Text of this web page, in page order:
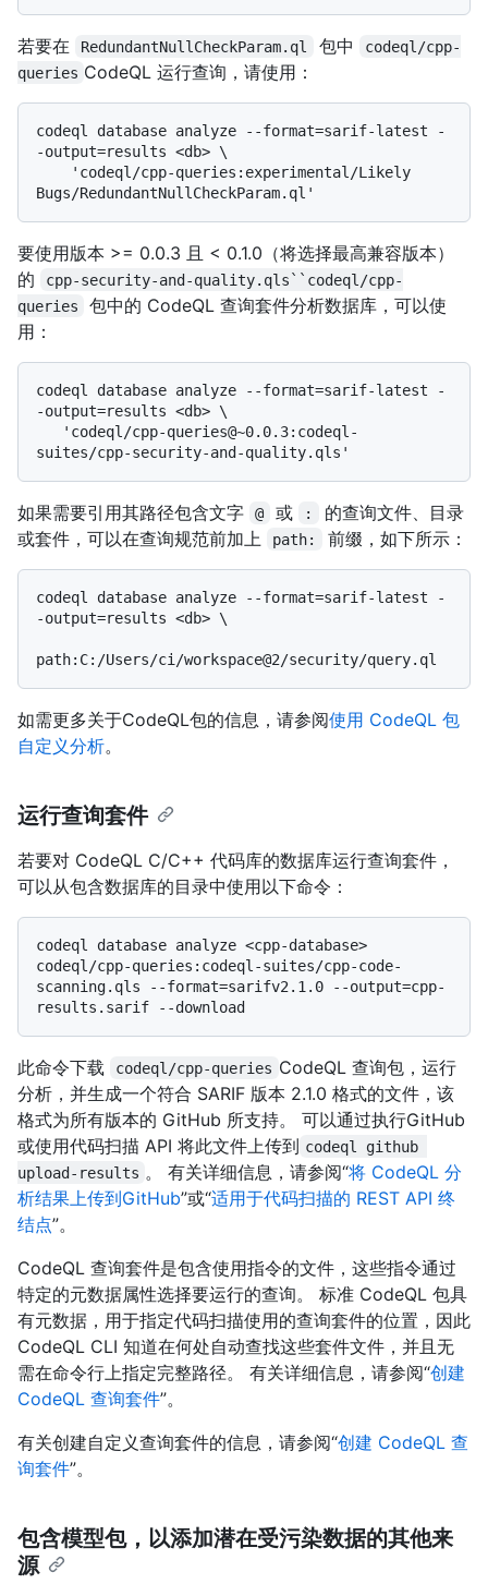
若要在 RedundantNullCheckParam.ql 包中
codeql/cpp-
queries CodeQL 运行查询，请使用：
codeql database analyze --format=sarif-latest -
-output=results <db> \
要使用版本 >= 0.0.3 且 < 0.1.0（将选择最高兼容版本）
的
cpp-security-and-quality.qls``codeql/cpp-
queries
包中的 CodeQL 查询套件分析数据库，可以使
用：
codeql database analyze --format=sarif-latest -
-output=results <db> \
如果需要引用其路径包含文字 @ 或 :
的查询文件、目录
或套件，可以在查询规范前加上
path: 前缀，如下所示：
codeql database analyze --format=sarif-latest -
-output=results <db> \
如需更多关于CodeQL包的信息，请参阅使用 CodeQL 包
自定义分析。
运行查询套件
若要对 CodeQL C/C++ 代码库的数据库运行查询套件，
可以从包含数据库的目录中使用以下命令：
codeql database analyze <cpp-database>
codeql/cpp-queries:codeql-suites/cpp-code-
scanning.qls --format=sarifv2.1.0 --output=cpp-
此命令下载 codeql/cpp-queries CodeQL 查询包，运行
分析，并生成一个符合 SARIF 版本 2.1.0 格式的文件，该
格式为所有版本的 GitHub 所支持。 可以通过执行GitHub
或使用代码扫描 API 将此文件上传到 codeql github
upload-results 。 有关详细信息，请参阅“将 CodeQL 分
析结果上传到GitHub”或“适用于代码扫描的 REST API 终
结点”。
CodeQL 查询套件是包含使用指令的文件，这些指令通过
特定的元数据属性选择要运行的查询。 标准 CodeQL 包具
有元数据，用于指定代码扫描使用的查询套件的位置，因此
CodeQL CLI 知道在何处自动查找这些套件文件，并且无
需在命令行上指定完整路径。 有关详细信息，请参阅“创建
CodeQL 查询套件”。
有关创建自定义查询套件的信息，请参阅“创建 CodeQL 查
询套件”。
包含模型包，以添加潜在受污染数据的其他来
源